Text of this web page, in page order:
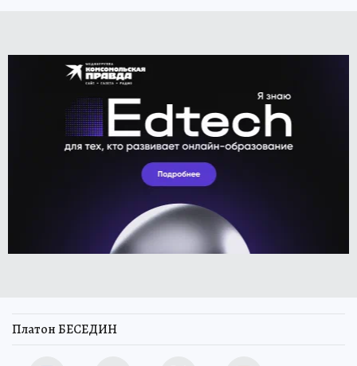
Платон БЕСЕДИН